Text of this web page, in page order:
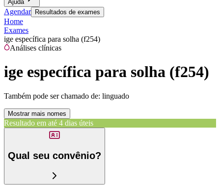
Ajuda
Agendar Resultados de exames
Home
Exames
ige específica para solha (f254)
Análises clínicas
ige específica para solha (f254)
Também pode ser chamado de: linguado
Mostrar mais nomes
Resultado em até 4 dias úteis
Qual seu convênio?